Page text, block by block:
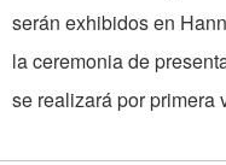
serán exhibidos en
la ceremonia de
se realizará por primera